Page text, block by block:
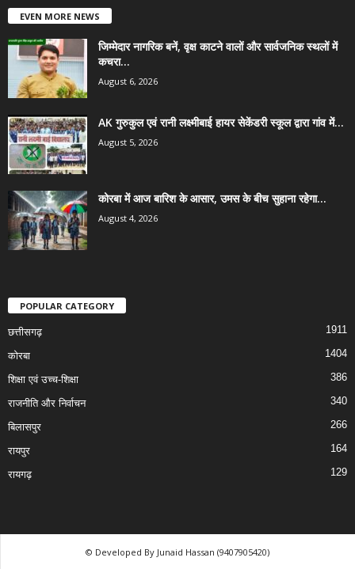
EVEN MORE NEWS
जिम्मेदार नागरिक बनें, वृक्ष काटने वालों और सार्वजनिक स्थलों में
कचरा...
August 6, 2026
AK गुरुकुल एवं रानी लक्ष्मीबाई हायर सेकेंडरी स्कूल द्वारा गांव में...
August 5, 2026
कोरबा में आज बारिश के आसार, उमस के बीच सुहाना रहेगा...
August 4, 2026
POPULAR CATEGORY
छत्तीसगढ़ 1911
कोरबा 1404
शिक्षा एवं उच्च-शिक्षा 386
राजनीति और निर्वाचन 340
बिलासपुर 266
रायपुर 164
रायगढ़ 129
© Developed By Junaid Hassan (9407905420)